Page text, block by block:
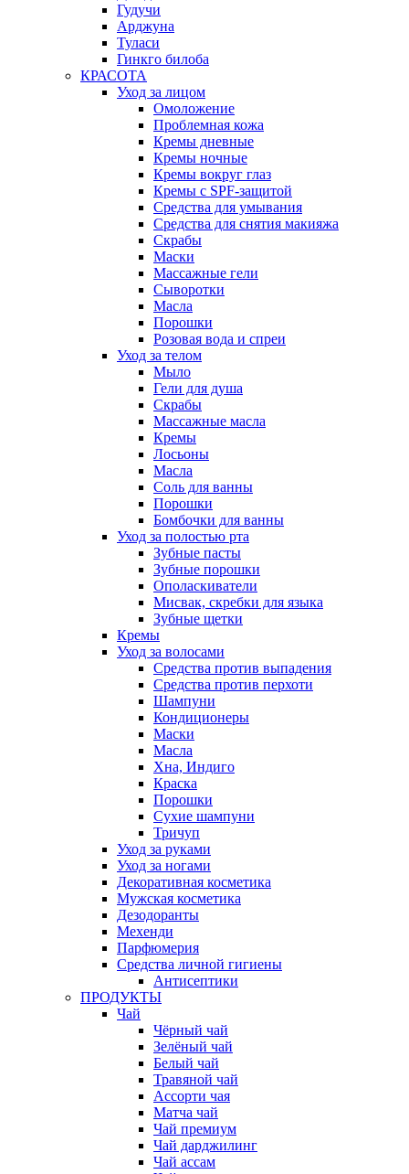
Гудучи
Арджуна
Туласи
Гинкго билоба
КРАСОТА
Уход за лицом
Омоложение
Проблемная кожа
Кремы дневные
Кремы ночные
Кремы вокруг глаз
Кремы с SPF-защитой
Средства для умывания
Средства для снятия макияжа
Скрабы
Маски
Массажные гели
Сыворотки
Масла
Порошки
Розовая вода и спреи
Уход за телом
Мыло
Гели для душа
Скрабы
Массажные масла
Кремы
Лосьоны
Масла
Соль для ванны
Порошки
Бомбочки для ванны
Уход за полостью рта
Зубные пасты
Зубные порошки
Ополаскиватели
Мисвак, скребки для языка
Зубные щетки
Кремы
Уход за волосами
Средства против выпадения
Средства против перхоти
Шампуни
Кондиционеры
Маски
Масла
Хна, Индиго
Краска
Порошки
Сухие шампуни
Тричуп
Уход за руками
Уход за ногами
Декоративная косметика
Мужская косметика
Дезодоранты
Мехенди
Парфюмерия
Средства личной гигиены
Антисептики
ПРОДУКТЫ
Чай
Чёрный чай
Зелёный чай
Белый чай
Травяной чай
Ассорти чая
Матча чай
Чай премиум
Чай дарджилинг
Чай ассам